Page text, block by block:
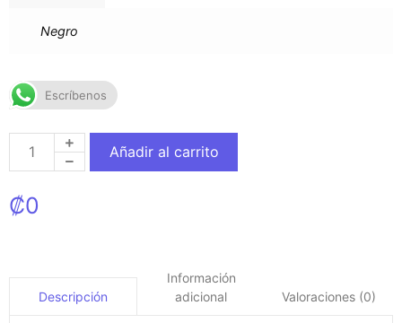
Negro
Escríbenos
Añadir al carrito
₡0
Descripción
Información
adicional
Valoraciones (0)